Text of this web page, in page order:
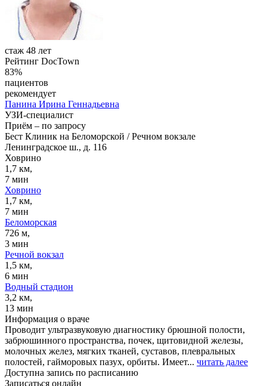
стаж 48 лет
Рейтинг DocTown
83%
пациентов
рекомендует
Панина Ирина Геннадьевна
УЗИ-специалист
Приём – по запросу
Бест Клиник на Беломорской / Речном вокзале
Ленинградское ш., д. 116
Ховрино
1,7 км,
7 мин
Ховрино
1,7 км,
7 мин
Беломорская
726 м,
3 мин
Речной вокзал
1,5 км,
6 мин
Водный стадион
3,2 км,
13 мин
Информация о враче
Проводит ультразвуковую диагностику брюшной полости,
забрюшинного пространства, почек, щитовидной железы,
молочных желез, мягких тканей, суставов, плевральных
полостей, гайморовых пазух, орбиты. Имеет... читать далее
Доступна запись по расписанию
Записаться онлайн